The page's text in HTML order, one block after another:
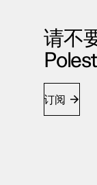
请不
订阅